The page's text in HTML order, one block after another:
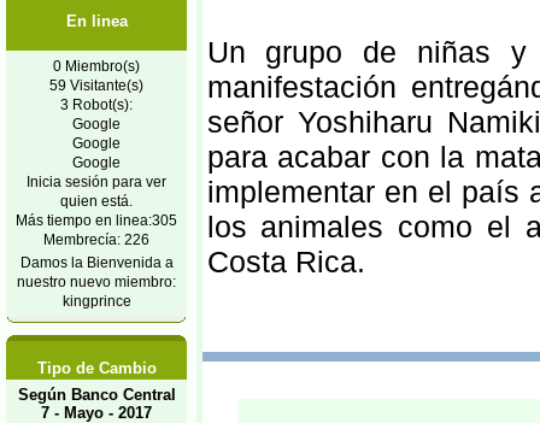
En linea
0 Miembro(s)
59 Visitante(s)
3 Robot(s):
Google
Google
Google
Inicia sesión para ver
quien está.
Más tiempo en linea:305
Membrecía: 226
Damos la Bienvenida a
nuestro nuevo miembro:
kingprince
Tipo de Cambio
Según Banco Central
7 - Mayo - 2017
Un grupo de niñas y
manifestación
señor Yoshiharu
para acabar con la
implementar en el país
los animales como el
Costa Rica.